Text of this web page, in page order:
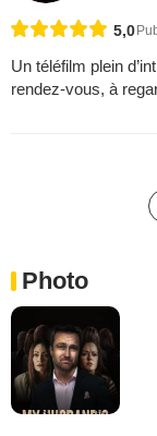
5,0
Un téléfilm plein
rendez-vous, à
Photo